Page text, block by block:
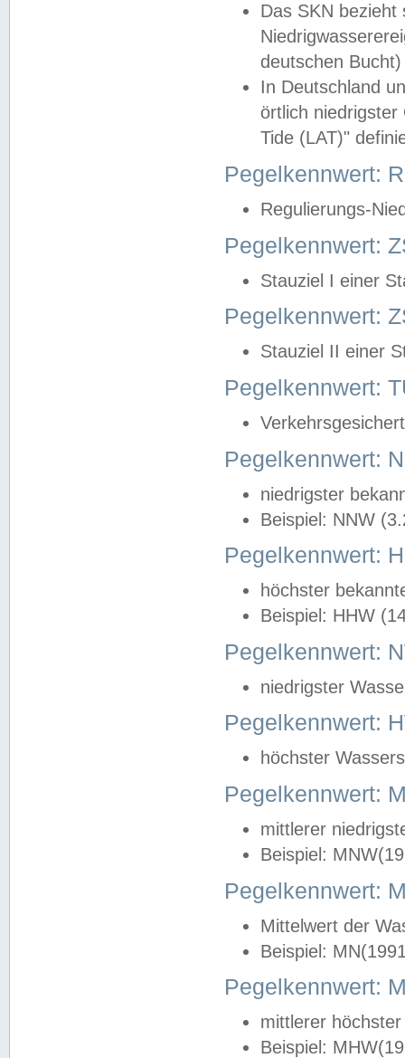
Das SKN
deutschen
In Deutschland
örtlich
Tide (LAT)"
Pegelkennwert:
Regulierungs-
Pegelkennwert:
Stauziel I einer
Pegelkennwert:
Stauziel II einer
Pegelkennwert:
Pegelkennwert:
niedrigster
Beispiel: NNW
Pegelkennwert:
höchster
Beispiel: HHW
Pegelkennwert:
niedrigster
Pegelkennwert:
höchster
Pegelkennwert:
mittlerer
Beispiel:
Pegelkennwert:
Mittelwert der
Beispiel:
Pegelkennwert:
mittlerer
Beispiel: